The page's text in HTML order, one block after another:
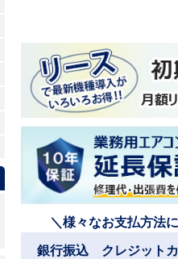
＼様々なお支払方法
銀行振込 クレジット